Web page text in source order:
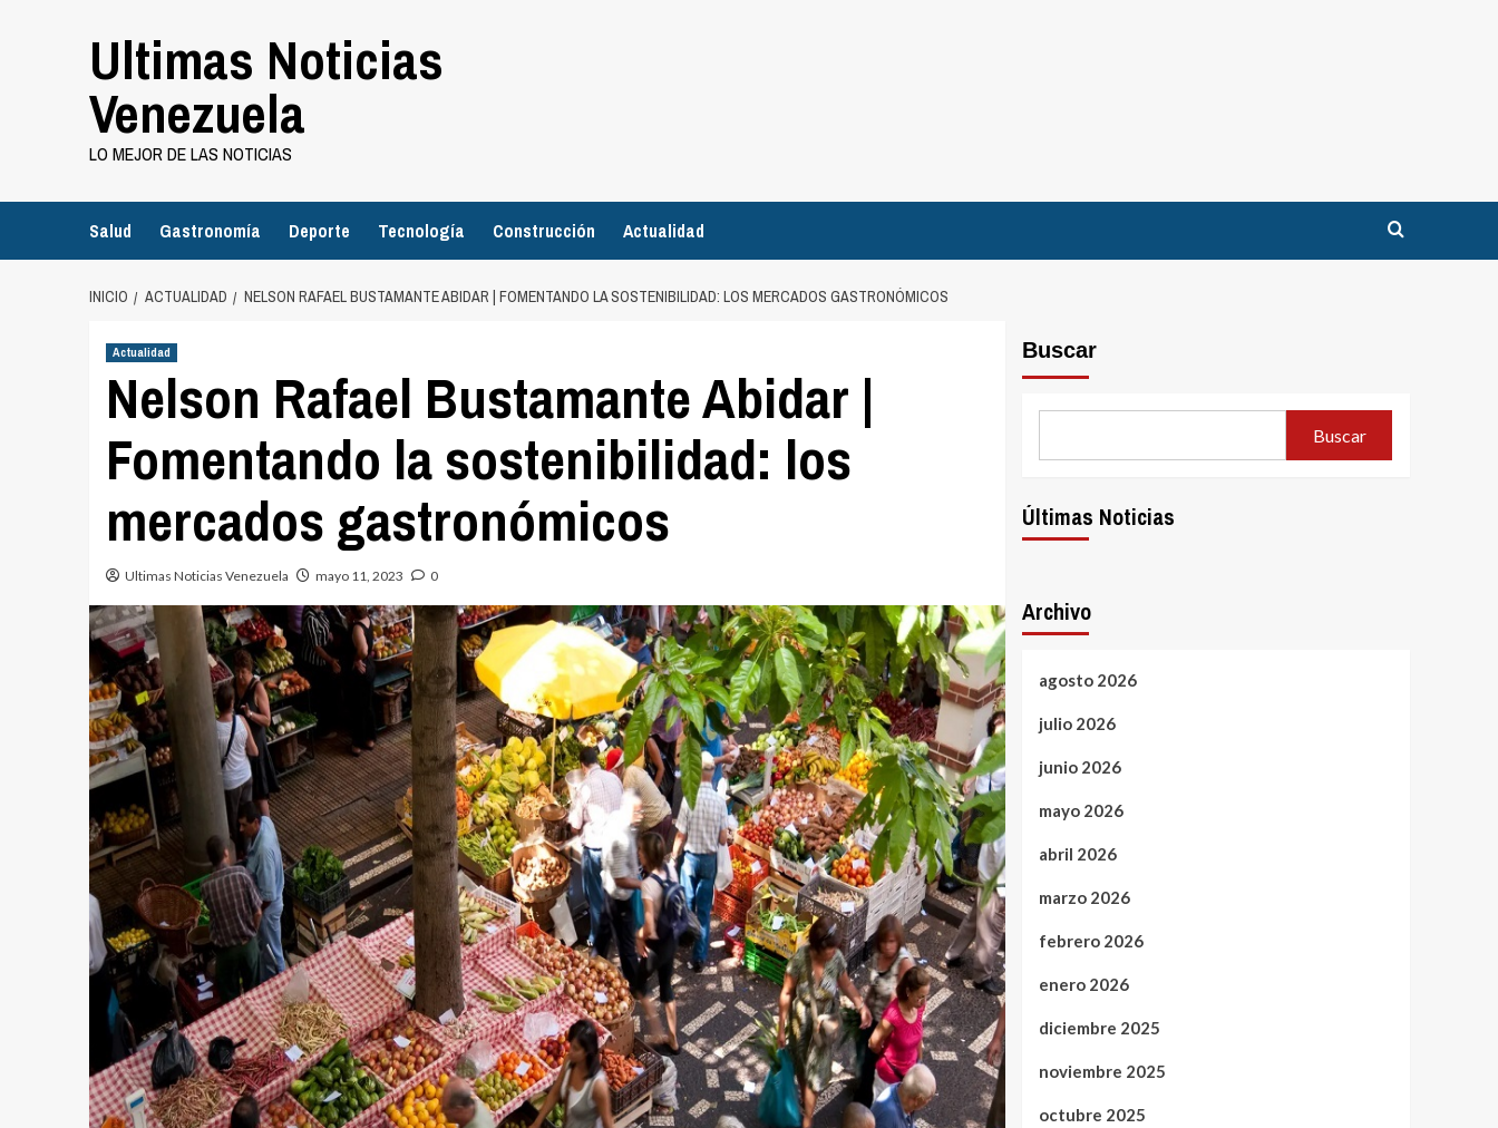
Ultimas Noticias
Venezuela
LO MEJOR DE LAS NOTICIAS
Salud Gastronomía Deporte Tecnología Construcción Actualidad
INICIO ACTUALIDAD NELSON RAFAEL BUSTAMANTE ABIDAR | FOMENTANDO LA SOSTENIBILIDAD: LOS MERCADOS GASTRONÓMICOS
Actualidad
Nelson Rafael Bustamante Abidar |
Fomentando la sostenibilidad: los
mercados gastronómicos
Ultimas Noticias Venezuela mayo 11, 2023 0
Buscar
Buscar
Últimas Noticias
Archivo
agosto 2026
julio 2026
junio 2026
mayo 2026
abril 2026
marzo 2026
febrero 2026
enero 2026
diciembre 2025
noviembre 2025
octubre 2025